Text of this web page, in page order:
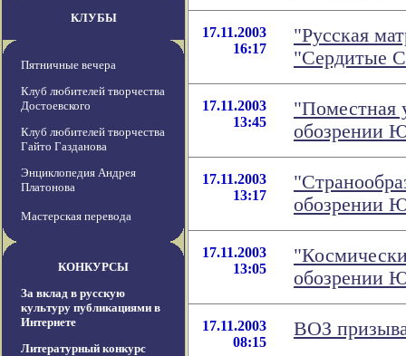
КЛУБЫ
Пятничные вечера
Клуб любителей творчества
Достоевского
Клуб любителей творчества
Гайто Газданова
Энциклопедия Андрея
Платонова
Мастерская перевода
КОНКУРСЫ
За вклад в русскую
культуру публикациями в
Интернете
Литературный конкурс
17.11.2003
16:17
"Русская
"Сердитые
17.11.2003
13:45
"Поместная
обозрении
17.11.2003
13:17
обозрении
17.11.2003
13:05
обозрении
17.11.2003
08:15
ВОЗ